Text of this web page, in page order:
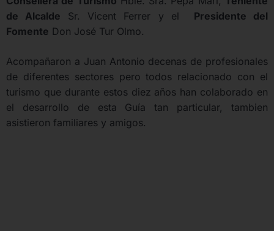
de Alcalde Sr. Vicent Ferrer y el Presidente del
Fomente Don José Tur Olmo.
Acompañaron a Juan Antonio decenas de profesionales
de diferentes sectores pero todos relacionado con el
turismo que durante estos diez años han colaborado en
el desarrollo de esta Guía tan particular, tambien
asistieron familiares y amigos.